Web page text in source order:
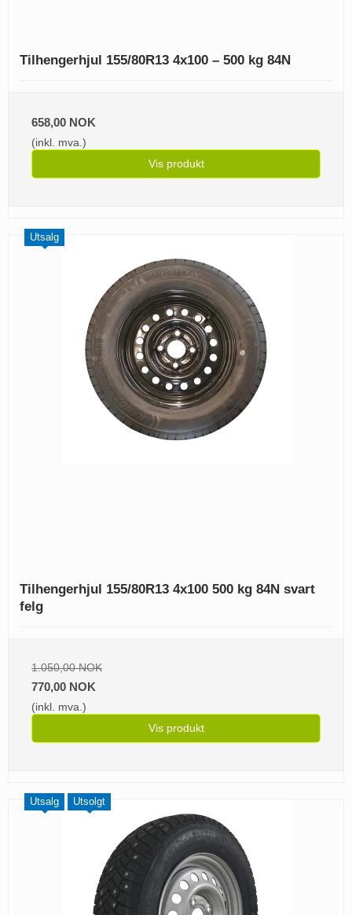
Tilhengerhjul 155/80R13 4x100 – 500 kg 84N
658,00 NOK
(inkl. mva.)
Vis produkt
Utsalg
Tilhengerhjul 155/80R13 4x100 500 kg 84N svart
felg
1.050,00 NOK
770,00 NOK
(inkl. mva.)
Vis produkt
Utsalg Utsolgt